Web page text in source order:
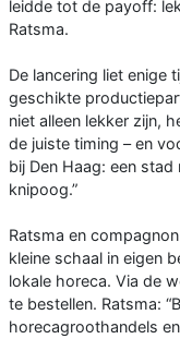
leidde tot de payoff:
Ratsma.
De lancering liet enige
geschikte
niet alleen lekker zijn,
de juiste timing – en
bij Den Haag: een
knipoog.”
Ratsma en
kleine schaal in eigen
lokale horeca. Via de
te bestellen. Ratsma:
horecagroothandels